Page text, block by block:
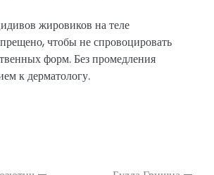
жировиков на теле
чтобы не спровоцировать
форм. Без промедления
к дерматологу.